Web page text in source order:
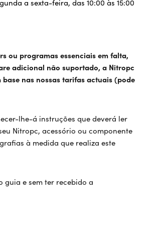
a sexta-feira, das 10:00 às 15:00
ou programas essenciais em falta,
adicional não suportado, a Nitropc
nas nossas tarifas actuais (pode
lhe-á instruções que deverá ler
Nitropc, acessório ou componente
à medida que realiza este
guia e sem ter recebido a